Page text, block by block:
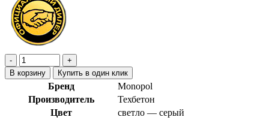
В корзину Купить в один клик
Бренд
Monopol
Производитель
Техбетон
Цвет
светло — серый